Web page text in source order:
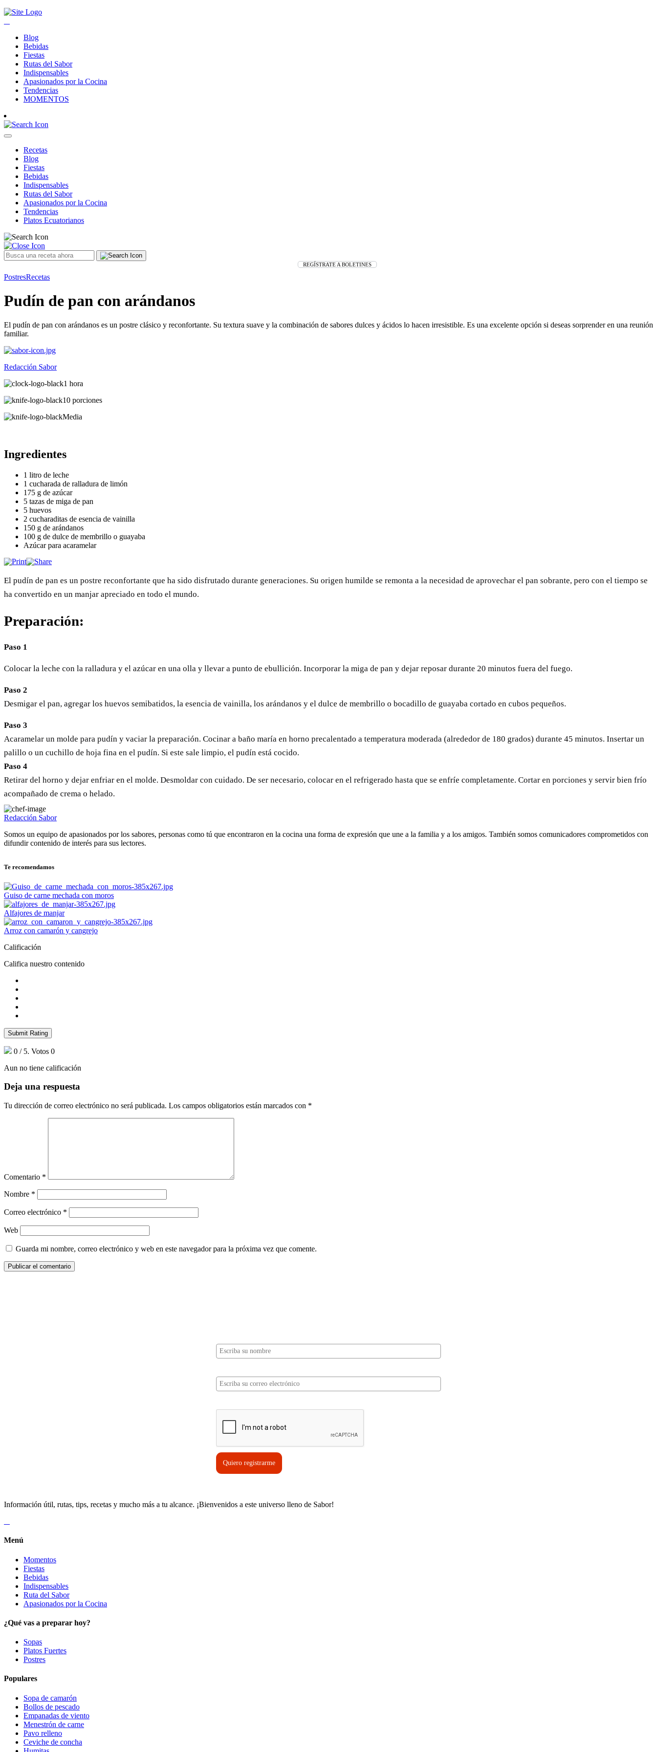
Blog
Bebidas
Fiestas
Rutas del Sabor
Indispensables
Apasionados por la Cocina
Tendencias
MOMENTOS
Recetas
Blog
Fiestas
Bebidas
Indispensables
Rutas del Sabor
Apasionados por la Cocina
Tendencias
Platos Ecuatorianos
REGÍSTRATE A BOLETINES
PostresRecetas
Pudín de pan con arándanos
El pudín de pan con arándanos es un postre clásico y reconfortante. Su textura suave y la combinación de sabores dulces y ácidos lo hacen irresistible. Es una excelente opción si deseas sorprender en una reunión
familiar.
Redacción Sabor
1 hora
10 porciones
Media
Ingredientes
1 litro de leche
1 cucharada de ralladura de limón
175 g de azúcar
5 tazas de miga de pan
5 huevos
2 cucharaditas de esencia de vainilla
150 g de arándanos
100 g de dulce de membrillo o guayaba
Azúcar para acaramelar
El pudín de pan es un postre reconfortante que ha sido disfrutado durante generaciones. Su origen humilde se remonta a la necesidad de aprovechar el pan sobrante, pero con el tiempo se
ha convertido en un manjar apreciado en todo el mundo.
Preparación:
Paso 1
Colocar la leche con la ralladura y el azúcar en una olla y llevar a punto de ebullición. Incorporar la miga de pan y dejar reposar durante 20 minutos fuera del fuego.
Paso 2
Desmigar el pan, agregar los huevos semibatidos, la esencia de vainilla, los arándanos y el dulce de membrillo o bocadillo de guayaba cortado en cubos pequeños.
Paso 3
Acaramelar un molde para pudín y vaciar la preparación. Cocinar a baño maría en horno precalentado a temperatura moderada (alrededor de 180 grados) durante 45 minutos. Insertar un
palillo o un cuchillo de hoja fina en el pudín. Si este sale limpio, el pudín está cocido.
Paso 4
Retirar del horno y dejar enfriar en el molde. Desmoldar con cuidado. De ser necesario, colocar en el refrigerado hasta que se enfríe completamente. Cortar en porciones y servir bien frío
acompañado de crema o helado.
Redacción Sabor
Somos un equipo de apasionados por los sabores, personas como tú que encontraron en la cocina una forma de expresión que une a la familia y a los amigos. También somos comunicadores comprometidos con
difundir contenido de interés para sus lectores.
Te recomendamos
Guiso de carne mechada con moros
Alfajores de manjar
Arroz con camarón y cangrejo
Calificación
Califica nuestro contenido
Submit Rating
0 / 5. Votos 0
Aun no tiene calificación
Deja una respuesta
Tu dirección de correo electrónico no será publicada. Los campos obligatorios están marcados con *
Comentario *
Nombre *
Correo electrónico *
Web
Guarda mi nombre, correo electrónico y web en este navegador para la próxima vez que comente.
Quiero registrarme
Información útil, rutas, tips, recetas y mucho más a tu alcance. ¡Bienvenidos a este universo lleno de Sabor!
Menú
Momentos
Fiestas
Bebidas
Indispensables
Ruta del Sabor
Apasionados por la Cocina
¿Qué vas a preparar hoy?
Sopas
Platos Fuertes
Postres
Populares
Sopa de camarón
Bollos de pescado
Empanadas de viento
Menestrón de carne
Pavo relleno
Ceviche de concha